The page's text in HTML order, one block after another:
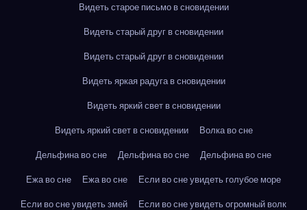
Видеть старое письмо в сновидении
Видеть старый друг в сновидении
Видеть старый друг в сновидении
Видеть яркая радуга в сновидении
Видеть яркий свет в сновидении
Видеть яркий свет в сновидении
Волка во сне
Дельфина во сне
Дельфина во сне
Дельфина во сне
Ежа во сне
Ежа во сне
Если во сне увидеть голубое море
Если во сне увидеть змей
Если во сне увидеть огромный волк